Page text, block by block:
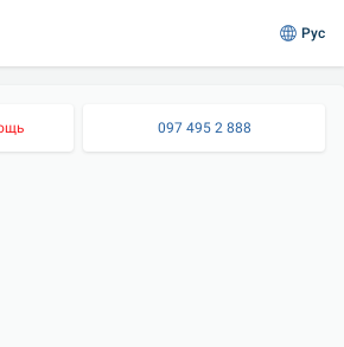
Рус
097 495 2 888